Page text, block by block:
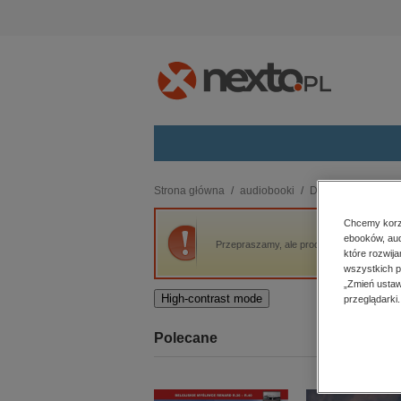
budownictwo, aranżacja wnętrz
biznesowe, branżowe, gospodarka
darmowe wydania
edukacja
kobiece, lifestyle, kultura
Strona główna audiobooki Dokument,
Przepraszamy, ale produkt „Biografie
High-contrast mode
Polecane
Chcemy
ebooków,
które
wszystkich
„Zmień
przeglądarki.